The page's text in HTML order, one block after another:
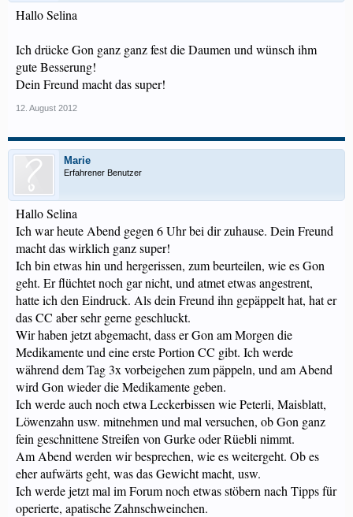
Hallo Selina
Ich drücke Gon ganz ganz fest die Daumen und wünsch ihm
gute Besserung!
Dein Freund macht das super!
12. August 2012
Marie
Erfahrener Benutzer
Hallo Selina
Ich war heute Abend gegen 6 Uhr bei dir zuhause. Dein Freund
macht das wirklich ganz super!
Ich bin etwas hin und hergerissen, zum beurteilen, wie es Gon
geht. Er flüchtet noch gar nicht, und atmet etwas angestrent,
hatte ich den Eindruck. Als dein Freund ihn gepäppelt hat, hat er
das CC aber sehr gerne geschluckt.
Wir haben jetzt abgemacht, dass er Gon am Morgen die
Medikamente und eine erste Portion CC gibt. Ich werde
während dem Tag 3x vorbeigehen zum päppeln, und am Abend
wird Gon wieder die Medikamente geben.
Ich werde auch noch etwa Leckerbissen wie Peterli, Maisblatt,
Löwenzahn usw. mitnehmen und mal versuchen, ob Gon ganz
fein geschnittene Streifen von Gurke oder Rüebli nimmt.
Am Abend werden wir besprechen, wie es weitergeht. Ob es
eher aufwärts geht, was das Gewicht macht, usw.
Ich werde jetzt mal im Forum noch etwas stöbern nach Tipps für
operierte, apatische Zahnschweinchen.